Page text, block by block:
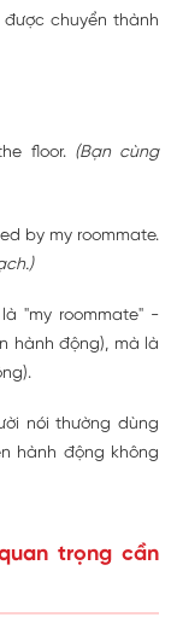
chuyển thành
floor. (Bạn cùng
by my roommate.
"my roommate" -
hành động), mà là
nói thường dùng
hành động không
trọng cần